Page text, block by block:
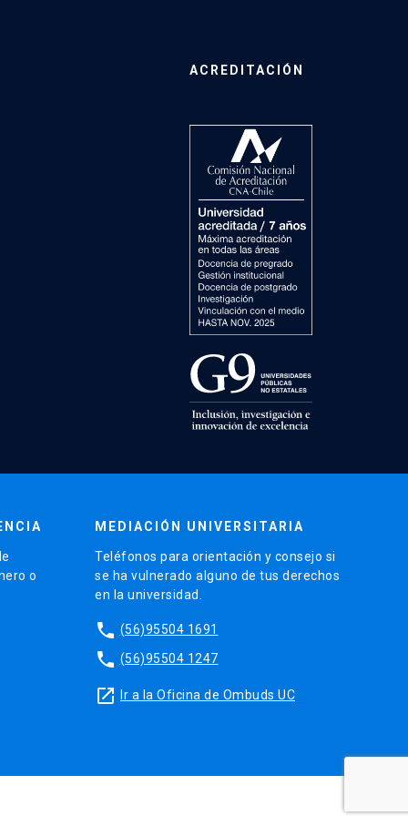
ACREDITACIÓN
o
MEDIACIÓN UNIVERSITARIA
Teléfonos para orientación y consejo si
se ha vulnerado alguno de tus derechos
en la universidad.
phone (56)95504 1691
phone (56)95504 1247
launch Ir a la Oficina de Ombuds UC